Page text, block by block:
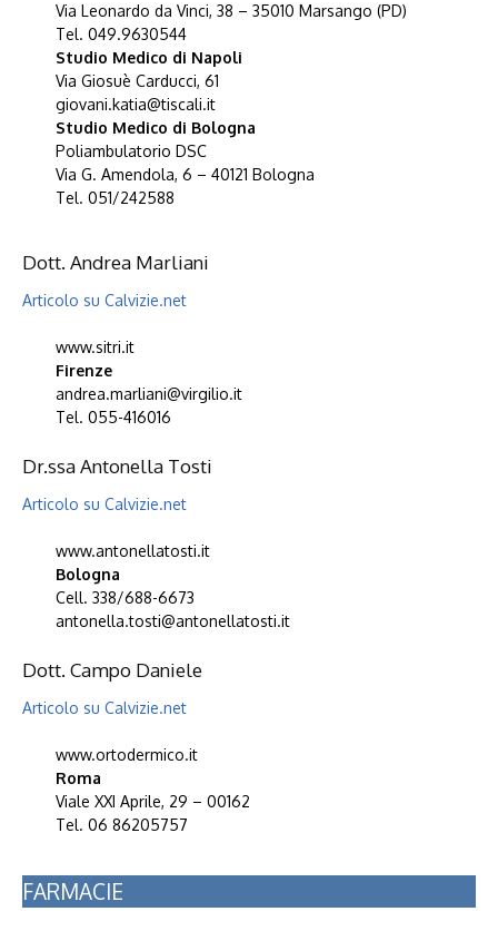
Via Leonardo da Vinci, 38 – 35010 Marsango (PD)
Tel. 049.9630544
Studio Medico di Napoli
Via Giosuè Carducci, 61
giovani.katia@tiscali.it
Studio Medico di Bologna
Poliambulatorio DSC
Via G. Amendola, 6 – 40121 Bologna
Tel. 051/242588
Dott. Andrea Marliani
Articolo su Calvizie.net
www.sitri.it
Firenze
andrea.marliani@virgilio.it
Tel. 055-416016
Dr.ssa Antonella Tosti
Articolo su Calvizie.net
www.antonellatosti.it
Bologna
Cell. 338/688-6673
antonella.tosti@antonellatosti.it
Dott. Campo Daniele
Articolo su Calvizie.net
www.ortodermico.it
Roma
Viale XXI Aprile, 29 – 00162
Tel. 06 86205757
FARMACIE